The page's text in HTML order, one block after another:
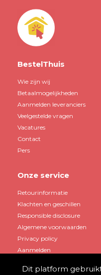
BestelThuis
Wie zijn wij
Betaalmogelijkheden
Aanmelden leveranciers
Veelgestelde vragen
Vacatures
Contact
Pers
Onze service
Retourinformatie
Klachten en geschillen
Responsible disclosure
Algemene voorwaarden
Privacy policy
Aanmelden
Dit platform